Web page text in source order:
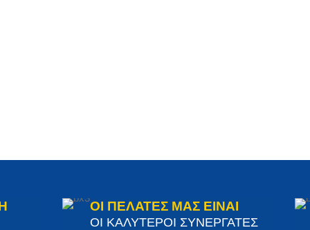
ΟΙ ΠΕΛΑΤΕΣ ΜΑΣ ΕΙΝΑΙ
ΟΙ ΚΑΛΥΤΕΡΟΙ ΣΥΝΕΡΓΑΤΕΣ